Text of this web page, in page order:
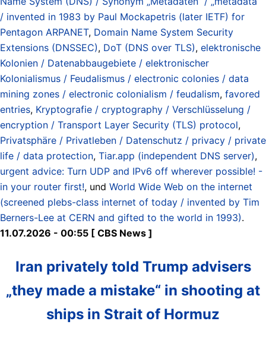
/ invented in 1983 by Paul Mockapetris (later IETF) for
Pentagon ARPANET, Domain Name System Security
Extensions (DNSSEC), DoT (DNS over TLS), elektronische
Kolonien / Datenabbaugebiete / elektronischer
Kolonialismus / Feudalismus / electronic colonies / data
mining zones / electronic colonialism / feudalism, favored
entries, Kryptografie / cryptography / Verschlüsselung /
encryption / Transport Layer Security (TLS) protocol,
Privatsphäre / Privatleben / Datenschutz / privacy / private
life / data protection, Tiar.app (independent DNS server),
urgent advice: Turn UDP and IPv6 off wherever possible! -
in your router first!, und World Wide Web on the internet
(screened plebs-class internet of today / invented by Tim
Berners-Lee at CERN and gifted to the world in 1993).
11.07.2026 - 00:55 [ CBS News ]
Iran privately told Trump advisers
„they made a mistake“ in shooting at
ships in Strait of Hormuz